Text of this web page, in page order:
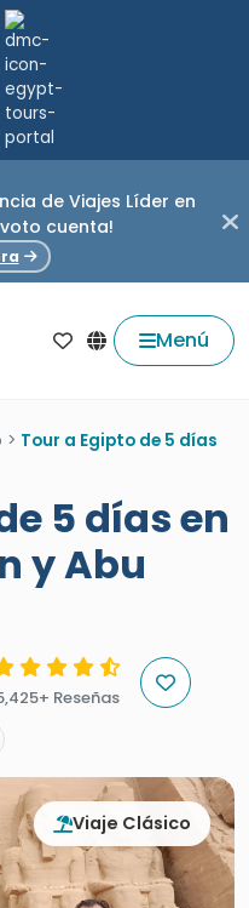
de Viajes Líder en
voto cuenta!
Menú
> Tour a Egipto de 5 días
5 días en
y Abu
Reseñas
Viaje Clásico